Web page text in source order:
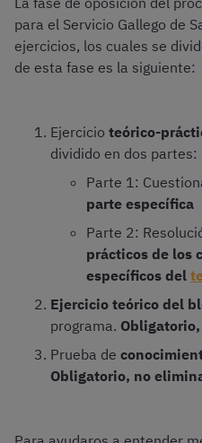
para el Servicio Gallego de
ejercicios, los cuales se
de esta fase es la siguiente:
Ejercicio teórico-
dividido en dos partes:
Parte 1:
parte específica
Parte 2:
prácticos de los
específicos del
Ejercicio teórico del
programa.
Prueba de
Obligatorio, no